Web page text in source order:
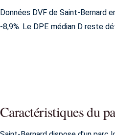
Données DVF de Saint-Bernard
-8,9%. Le DPE médian D reste
Caractéristiques du